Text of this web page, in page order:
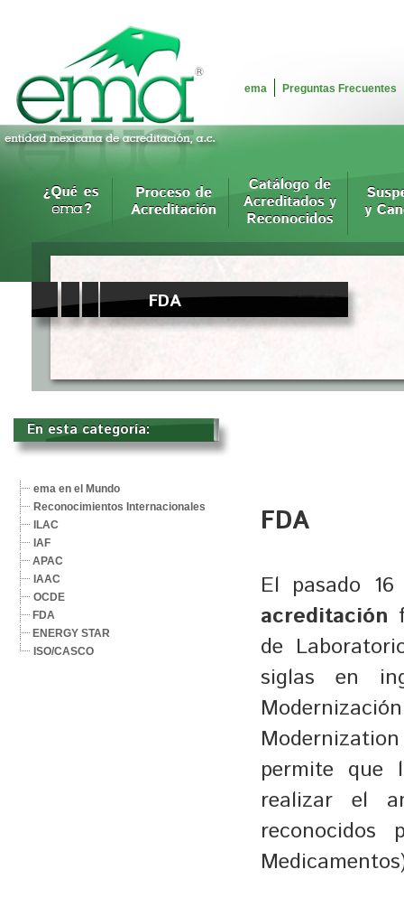
ema Preguntas Frecuentes
FDA
FDA
El pasado
acreditación
de
siglas en
permite que
realizar el
En esta categoría:
ema en el Mundo
Reconocimientos Internacionales
ILAC
IAF
APAC
IAAC
OCDE
FDA
ENERGY STAR
ISO/CASCO